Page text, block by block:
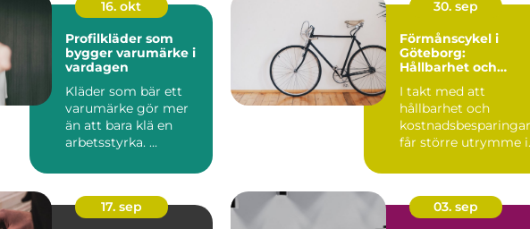
16. okt
Profilkläder som
bygger varumärke i
vardagen
Kläder som bär ett
varumärke gör mer
än att bara klä en
arbetsstyrka. ...
30. sep
Förmånscykel i
Göteborg:
Hållbarhet och
I takt med att
hållbarhet och
kostnadsbesparingar
får större utrymme i
17. sep
03. sep